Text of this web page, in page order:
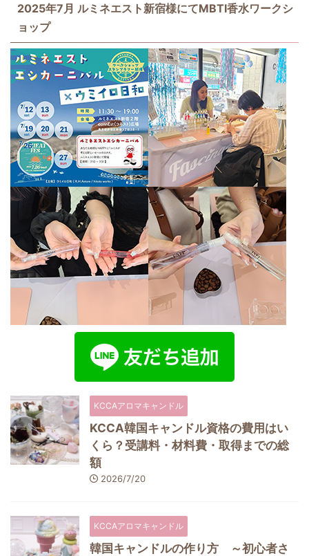
2025年7月 ルミネエスト新宿様にてMBTI香水ワークシ
ョップ
KCCAアロマキャンドル
KCCA韓国キャンドル資格の費用はい
くら？受講料・材料費・取得までの総
額
2026/7/20
KCCAアロマキャンドル
韓国キャンドルの作り方 ～初心者さ